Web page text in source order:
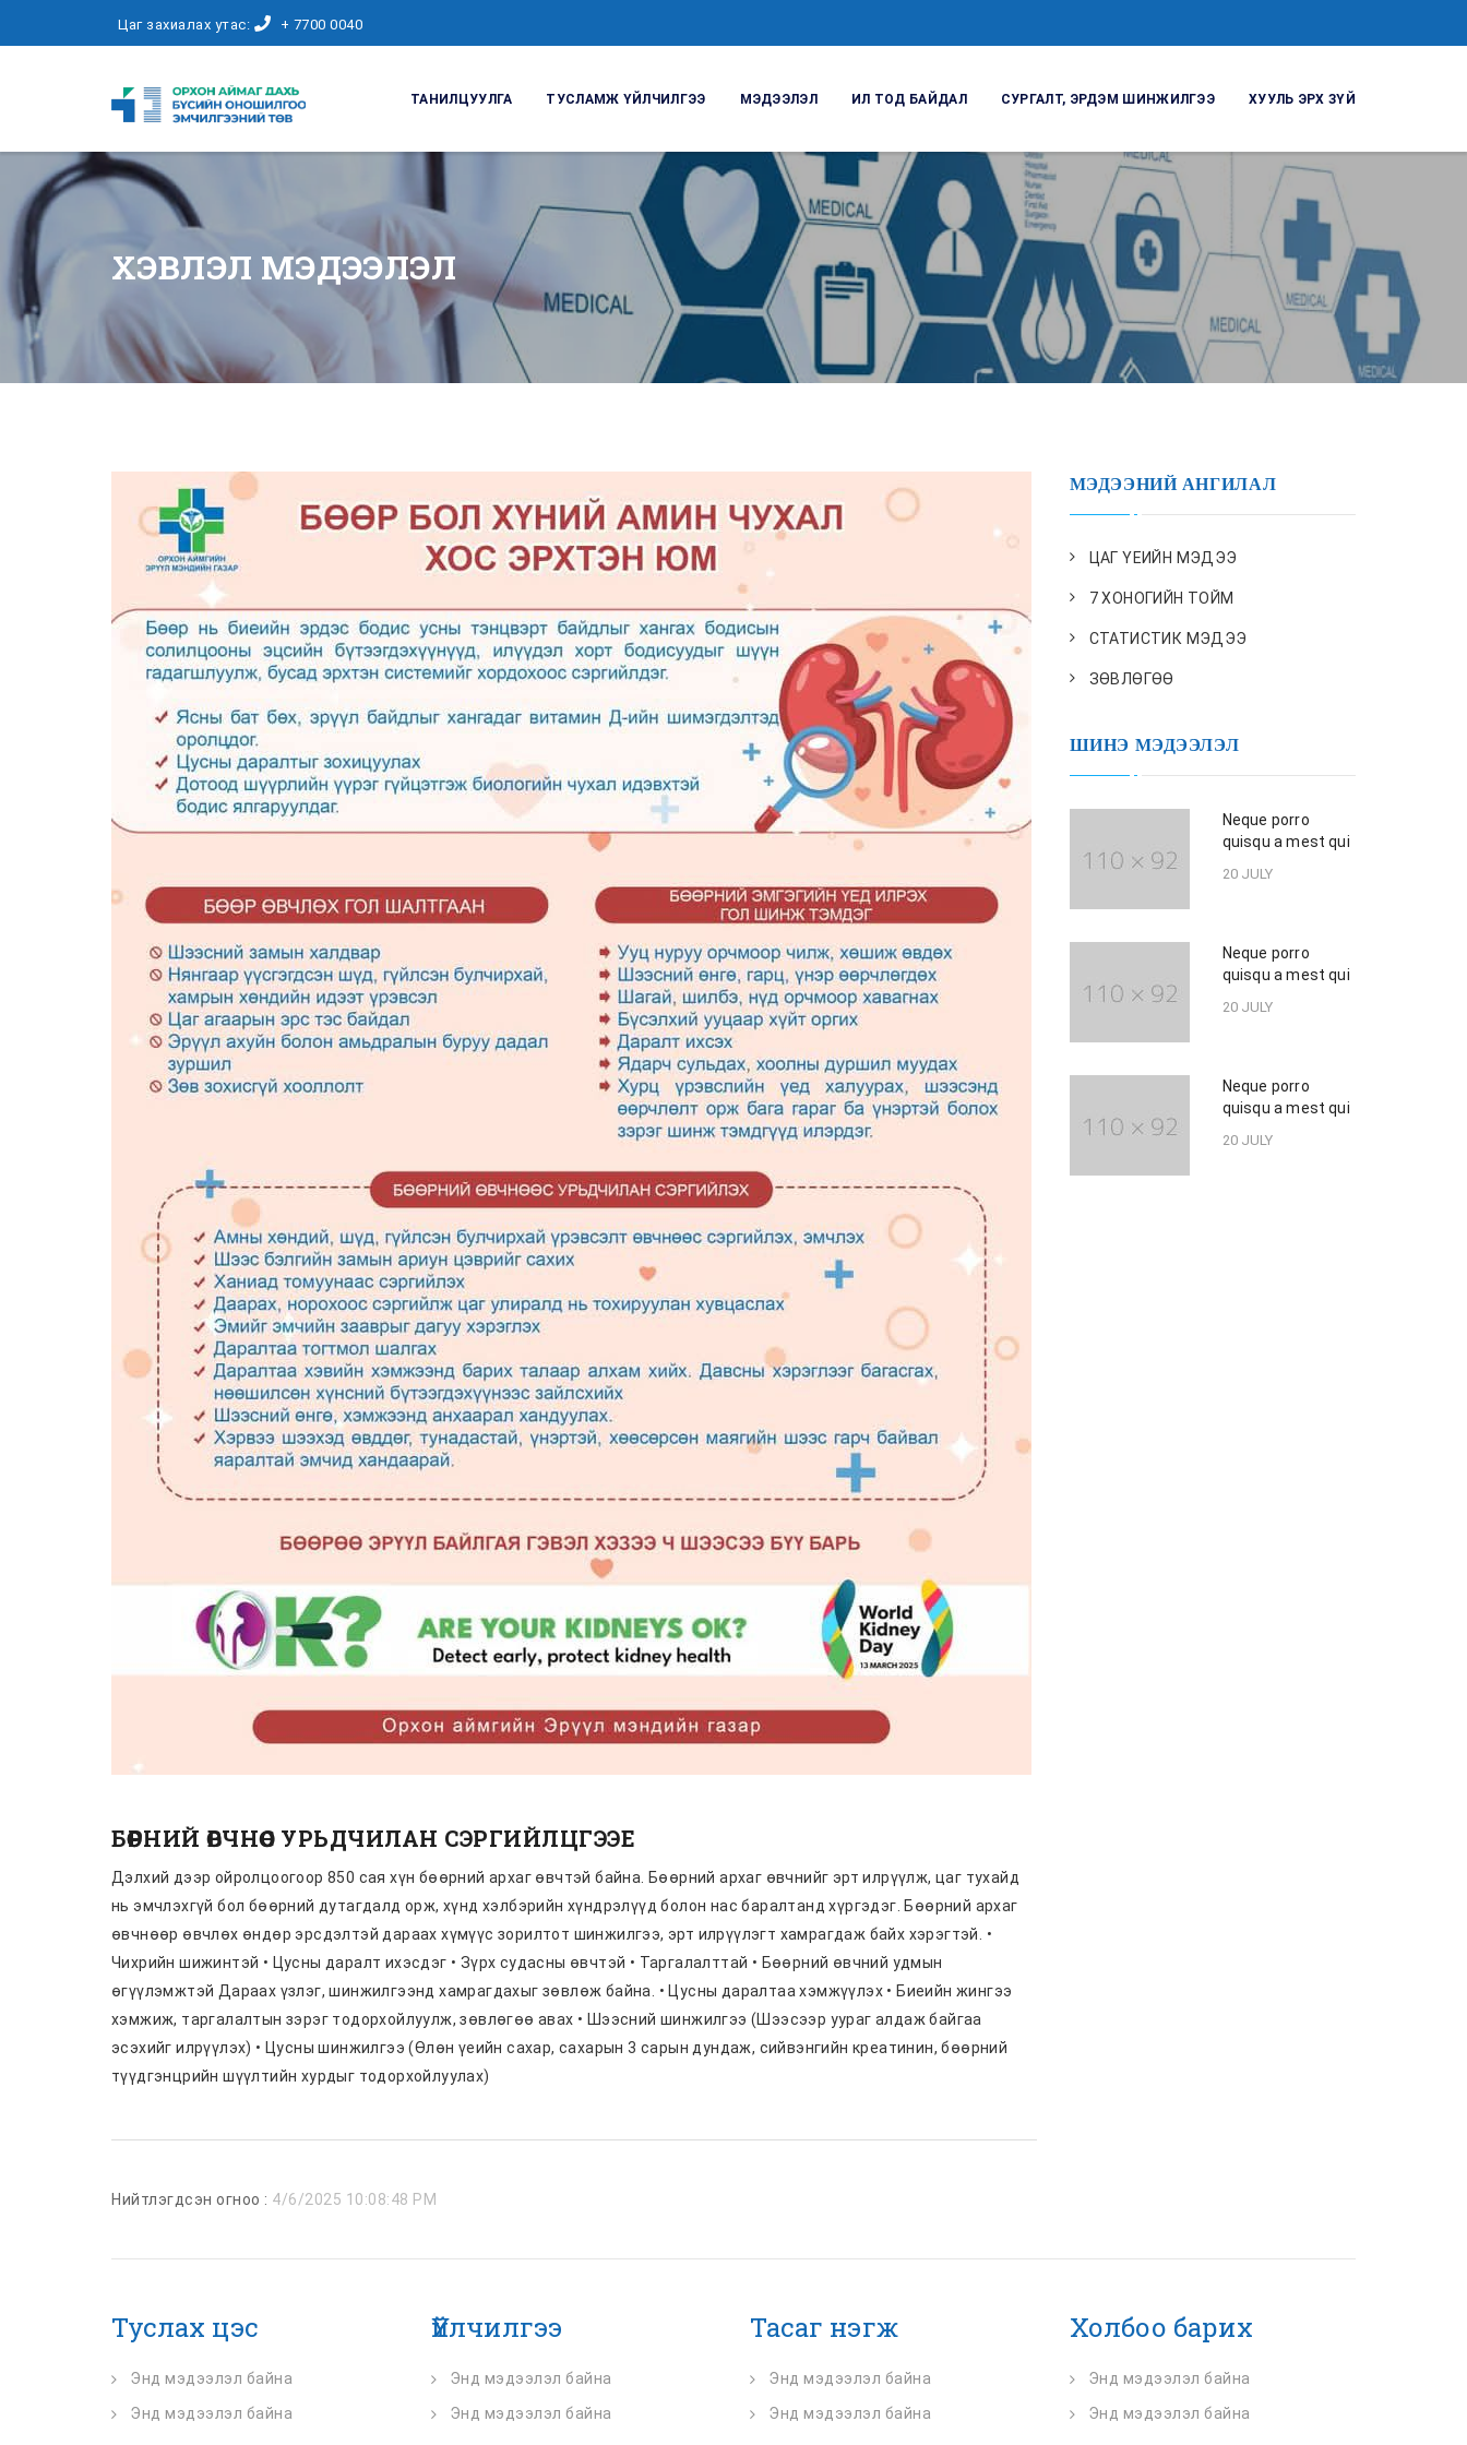
ТАНИЛЦУУЛГА ТУСЛАМЖ ҮЙЛЧИЛГЭЭ МЭДЭЭЛЭЛ ИЛ ТОД БАЙДАЛ СУРГАЛТ, ЭРДЭМ ШИНЖИЛГЭЭ ХУУЛЬ ЭРХ ЗҮЙ
Цаг захиалах утас: + 7700 0040
ХЭВЛЭЛ МЭДЭЭЛЭЛ
БӨӨРНИЙ ӨВЧНӨӨС УРЬДЧИЛАН СЭРГИЙЛЦГЭЭЕ
Дэлхий дээр ойролцоогоор 850 сая хүн бөөрний архаг өвчтэй байна. Бөөрний архаг өвчнийг эрт илрүүлж, цаг тухайд
нь эмчлэхгүй бол бөөрний дутагдалд орж, хүнд хэлбэрийн хүндрэлүүд болон нас баралтанд хүргэдэг. Бөөрний архаг
өвчнөөр өвчлөх өндөр эрсдэлтэй дараах хүмүүс зорилтот шинжилгээ, эрт илрүүлэгт хамрагдаж байх хэрэгтэй. •
Чихрийн шижинтэй • Цусны даралт ихэсдэг • Зүрх судасны өвчтэй • Таргалалттай • Бөөрний өвчний удмын
өгүүлэмжтэй Дараах үзлэг, шинжилгээнд хамрагдахыг зөвлөж байна. • Цусны даралтаа хэмжүүлэх • Биеийн жингээ
хэмжиж, таргалалтын зэрэг тодорхойлуулж, зөвлөгөө авах • Шээсний шинжилгээ (Шээсээр уураг алдаж байгаа
эсэхийг илрүүлэх) • Цусны шинжилгээ (Өлөн үеийн сахар, сахарын 3 сарын дундаж, сийвэнгийн креатинин, бөөрний
түүдгэнцрийн шүүлтийн хурдыг тодорхойлуулах)
Нийтлэгдсэн огноо : 4/6/2025 10:08:48 PM
МЭДЭЭНИЙ АНГИЛАЛ
ЦАГ ҮЕИЙН МЭДЭЭ
7 ХОНОГИЙН ТОЙМ
СТАТИСТИК МЭДЭЭ
ЗӨВЛӨГӨӨ
ШИНЭ МЭДЭЭЛЭЛ
Neque porro
quisqu a mest qui
20 JULY
Neque porro
quisqu a mest qui
20 JULY
Neque porro
quisqu a mest qui
20 JULY
Туслах цэс
Энд мэдээлэл байна
Энд мэдээлэл байна
Үйлчилгээ
Энд мэдээлэл байна
Энд мэдээлэл байна
Тасаг нэгж
Энд мэдээлэл байна
Энд мэдээлэл байна
Холбоо барих
Энд мэдээлэл байна
Энд мэдээлэл байна